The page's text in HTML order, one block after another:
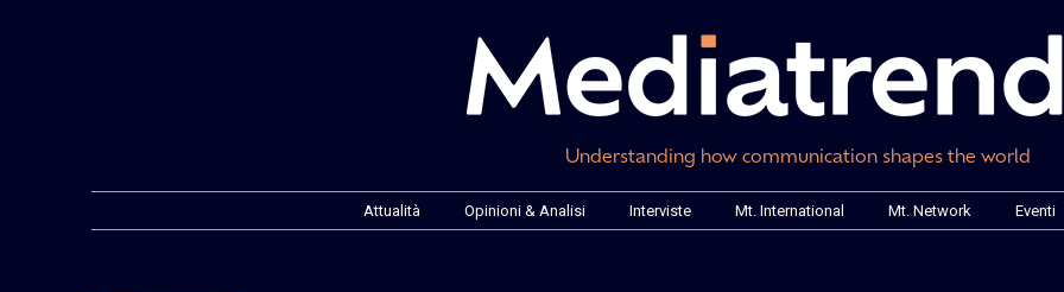
Understanding how communication shapes the world
Attualità Opinioni & Analisi Interviste Mt. International Mt. Network Eventi